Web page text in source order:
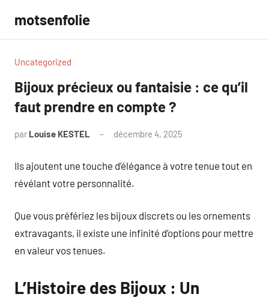
contenu
motsenfolie
Uncategorized
Bijoux précieux ou fantaisie : ce qu’il
faut prendre en compte ?
par Louise KESTEL décembre 4, 2025
Ils ajoutent une touche d’élégance à votre tenue tout en
révélant votre personnalité.
Que vous préfériez les bijoux discrets ou les ornements
extravagants, il existe une infinité d’options pour mettre
en valeur vos tenues.
L’Histoire des Bijoux : Un